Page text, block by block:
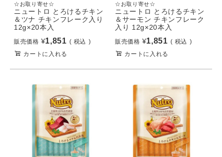
☆お取り寄せ☆
ニュートロ とろけるチキン
＆ツナ チキンフレーク入り
12g×20本入
販売価格 ¥1,851
税込
カートに入れる
☆お取り寄せ☆
ニュートロ とろけるチキン
＆サーモン チキンフレーク
入り 12g×20本入
販売価格 ¥1,851
税込
カートに入れる